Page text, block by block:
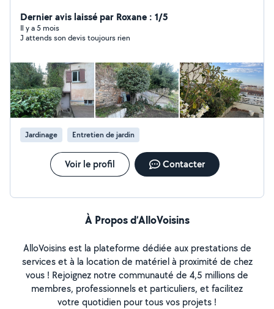
Dernier avis laissé par Roxane : 1/5
Il y a 5 mois
J attends son devis toujours rien
Jardinage Entretien de jardin
Voir le profil Contacter
À Propos d’AlloVoisins
AlloVoisins est la plateforme dédiée aux prestations de
services et à la location de matériel à proximité de chez
vous ! Rejoignez notre communauté de 4,5 millions de
membres, professionnels et particuliers, et facilitez
votre quotidien pour tous vos projets !